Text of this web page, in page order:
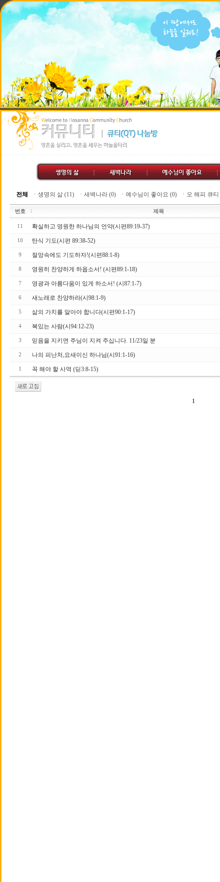
전체 ㆍ 생명의 삶 (11) ㆍ 새벽나라 (0) ㆍ 예수님이 좋아요 (0) ㆍ 오 해피 큐티
번호 제목
11 확실하고 영원한 하나님의 언약(시편89:19-37)
10 탄식 기도(시편 89:38-52)
9 절망속에도 기도하자!(시편88:1-8)
8 영원히 찬양하게 하옵소서! (시편89:1-18)
7 영광과 아름다움이 있게 하소서! (시87:1-7)
6 새노래로 찬양하라(시98:1-9)
5 삶의 가치를 알아야 합니다(시편90:1-17)
4 복있는 사람(시94:12-23)
3 믿음을 지키면 주님이 지켜 주십니다. 11/23일 분
2 나의 피난처,요새이신 하나님(시91:1-16)
1 꼭 해야 할 사역 (딛3:8-15)
1